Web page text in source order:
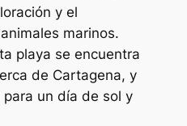
y el
marinos.
playa se encuentra
de Cartagena, y
un día de sol y